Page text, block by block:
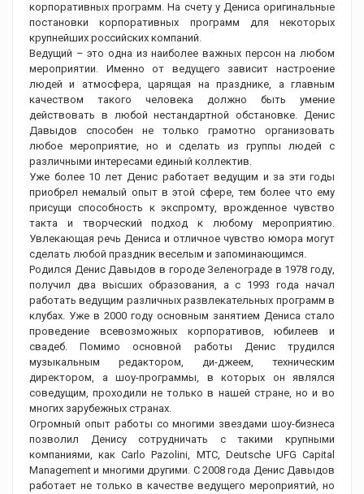
корпоративных программ. На счету у Дениса оригинальные
постановки корпоративных программ для некоторых
крупнейших российских компаний.
Ведущий – это одна из наиболее важных персон на любом
мероприятии. Именно от ведущего зависит настроение
людей и атмосфера, царящая на празднике, а главным
качеством такого человека должно быть умение
действовать в любой нестандартной обстановке. Денис
Давыдов способен не только грамотно организовать
любое мероприятие, но и сделать из группы людей с
различными интересами единый коллектив.
Уже более 10 лет Денис работает ведущим и за эти годы
приобрел немалый опыт в этой сфере, тем более что ему
присущи способность к экспромту, врожденное чувство
такта и творческий подход к любому мероприятию.
Увлекающая речь Дениса и отличное чувство юмора могут
сделать любой праздник веселым и запоминающимся.
Родился Денис Давыдов в городе Зеленограде в 1978 году,
получил два высших образования, а с 1993 года начал
работать ведущим различных развлекательных программ в
клубах. Уже в 2000 году основным занятием Дениса стало
проведение всевозможных корпоративов, юбилеев и
свадеб. Помимо основной работы Денис трудился
музыкальным редактором, ди-джеем, техническим
директором, а шоу-программы, в которых он являлся
соведущим, проходили не только в нашей стране, но и во
многих зарубежных странах.
Огромный опыт работы со многими звездами шоу-бизнеса
позволил Денису сотрудничать с такими крупными
компаниями, как Carlo Pazolini, МТС, Deutsche UFG Capital
Management и многими другими. С 2008 года Денис Давыдов
работает не только в качестве ведущего мероприятий, но